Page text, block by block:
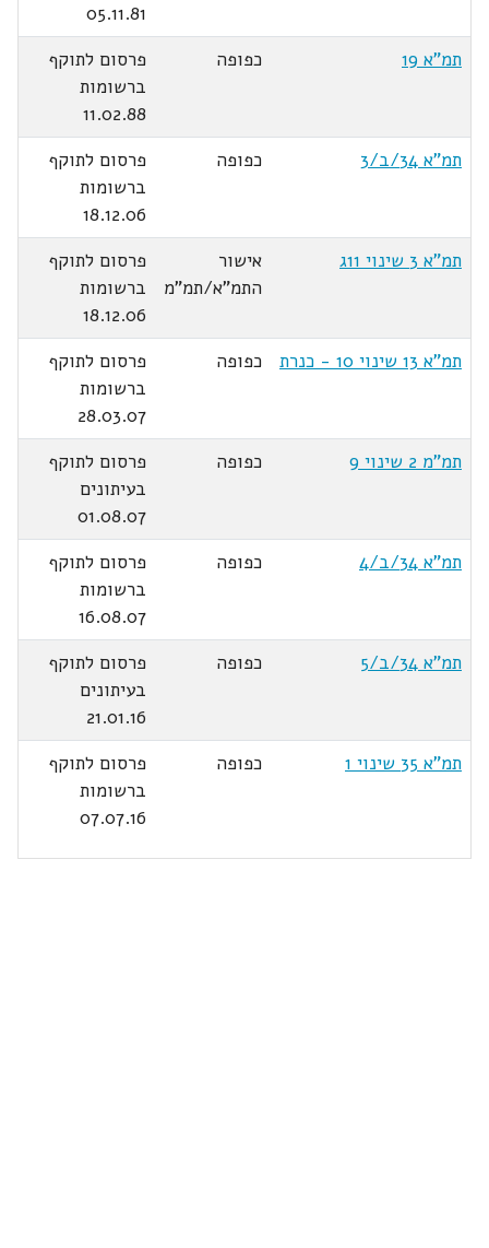
05.11.81
תמ"א 19
כפופה
פרסום לתוקף
ברשומות
11.02.88
תמ"א 34/ב/3
כפופה
פרסום לתוקף
ברשומות
18.12.06
תמ"א 3 שינוי 11ג
אישור
התמ"א/תמ"מ
פרסום לתוקף
ברשומות
18.12.06
תמ"א 13 שינוי 10 - כנרת
כפופה
פרסום לתוקף
ברשומות
28.03.07
תמ"מ 2 שינוי 9
כפופה
פרסום לתוקף
בעיתונים
01.08.07
תמ"א 34/ב/4
כפופה
פרסום לתוקף
ברשומות
16.08.07
תמ"א 34/ב/5
כפופה
פרסום לתוקף
בעיתונים
21.01.16
תמ"א 35 שינוי 1
כפופה
פרסום לתוקף
ברשומות
07.07.16